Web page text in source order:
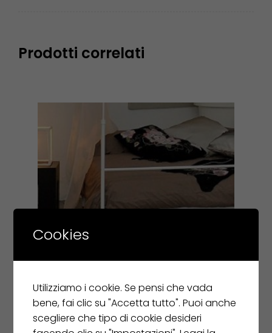
Prodotti correlati
BIC CARPETS tappeto DUNES
Cookies
Utilizziamo i cookie. Se pensi che vada
bene, fai clic su "Accetta tutto". Puoi anche
scegliere che tipo di cookie desideri